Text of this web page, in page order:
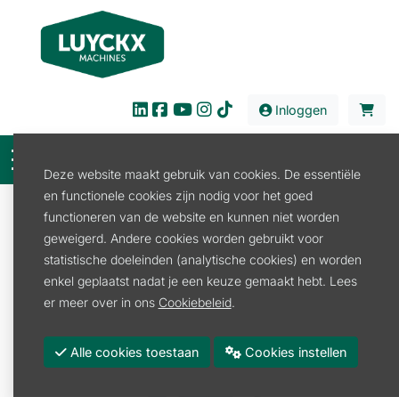
Inloggen
Kids en Fanartikelen
KINDEROVERALL BLAUW MAAT 152
Deze website maakt gebruik van cookies. De essentiële
en functionele cookies zijn nodig voor het goed
functioneren van de website en kunnen niet worden
geweigerd. Andere cookies worden gebruikt voor
statistische doeleinden (analytische cookies) en worden
enkel geplaatst nadat je een keuze gemaakt hebt. Lees
er meer over in ons Cookiebeleid.
Alle cookies toestaan Cookies instellen